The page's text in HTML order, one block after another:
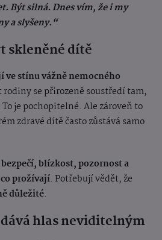
Být silná. Dnes vím, že i my
a slyšeny.“
skleněné dítě
ve stínu vážně nemocného
rodiny se přirozeně soustředí tam,
je pochopitelné. Ale zároveň to
zdravé dítě často zůstává samo
blízkost, pozornost a
prožívají. Potřebují vědět, že
důležité.
hlas neviditelným